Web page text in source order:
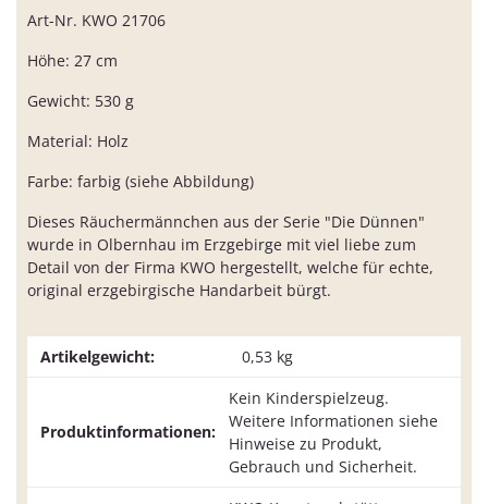
Art-Nr. KWO 21706
Höhe: 27 cm
Gewicht: 530 g
Material: Holz
Farbe: farbig (siehe Abbildung)
Dieses Räuchermännchen aus der Serie "Die Dünnen"
wurde in Olbernhau im Erzgebirge mit viel liebe zum
Detail von der Firma KWO hergestellt, welche für echte,
original erzgebirgische Handarbeit bürgt.
Artikelgewicht: 0,53 kg
Produktinformationen:
Kein Kinderspielzeug.
Weitere Informationen siehe
Hinweise zu Produkt,
Gebrauch und Sicherheit.